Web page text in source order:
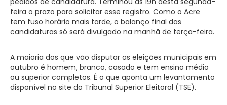
feira o prazo para solicitar esse registro. Como o Acre
tem fuso horário mais tarde, o balanço final das
candidaturas só será divulgado na manhã de terça-feira.
A maioria dos que vão disputar as eleições municipais em
outubro é homem, branco, casado e tem ensino médio
ou superior completos. É o que aponta um levantamento
disponível no site do Tribunal Superior Eleitoral (TSE).